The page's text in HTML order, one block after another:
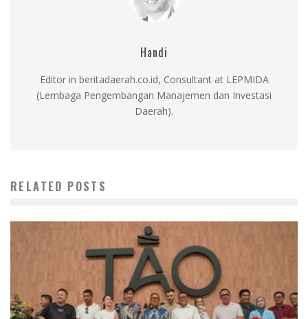
Handi
Editor in beritadaerah.co.id, Consultant at LEPMIDA
(Lembaga Pengembangan Manajemen dan Investasi
Daerah).
RELATED POSTS